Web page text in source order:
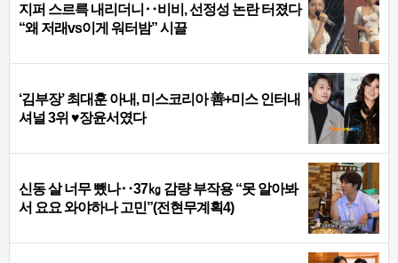
지퍼 스르륵 내리더니‥비비, 선정성 논란 터졌다
“왜 저래vs이게 워터밤” 시끌
‘김부장’ 최대훈 아내, 미스코리아 善+미스 인터내
셔널 3위 ♥장윤서였다
신동 살 너무 뺐나‥37㎏ 감량 부작용 “못 알아봐
서 요요 와야하나 고민”(전현무계획4)